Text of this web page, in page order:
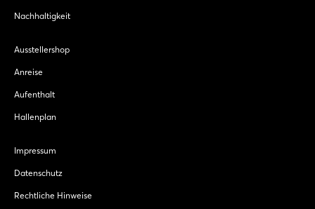
Nachhaltigkeit
Ausstellershop
Anreise
Aufenthalt
Hallenplan
Impressum
Datenschutz
Rechtliche Hinweise